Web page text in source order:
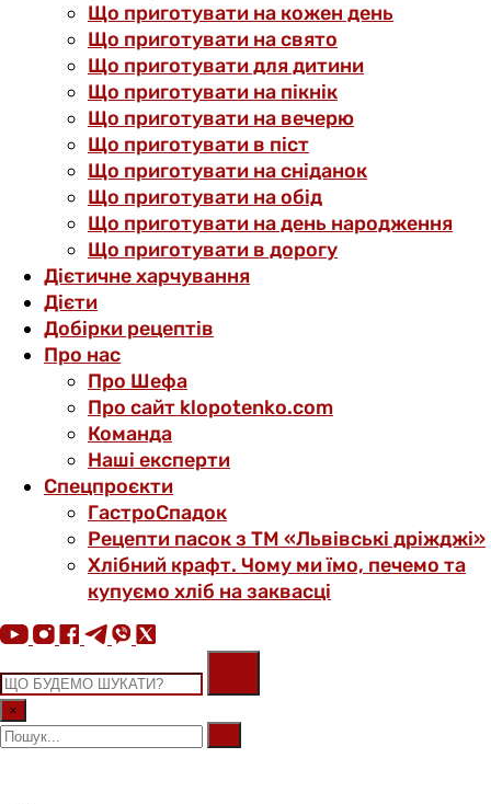
Що приготувати на кожен день
Що приготувати на свято
Що приготувати для дитини
Що приготувати на пікнік
Що приготувати на вечерю
Що приготувати в піст
Що приготувати на сніданок
Що приготувати на обід
Що приготувати на день народження
Що приготувати в дорогу
Дієтичне харчування
Дієти
Добірки рецептів
Про нас
Про Шефа
Про сайт klopotenko.com
Команда
Наші експерти
Спецпроєкти
ГастроСпадок
Рецепти пасок з ТМ «Львівські дріжджі»
Хлібний крафт. Чому ми їмо, печемо та
купуємо хліб на заквасці
×